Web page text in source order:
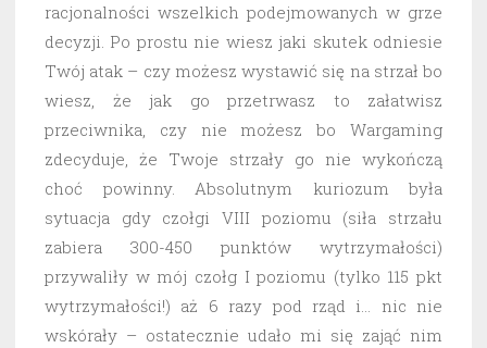
racjonalności wszelkich podejmowanych w grze
decyzji. Po prostu nie wiesz jaki skutek odniesie
Twój atak – czy możesz wystawić się na strzał bo
wiesz, że jak go przetrwasz to załatwisz
przeciwnika, czy nie możesz bo Wargaming
zdecyduje, że Twoje strzały go nie wykończą
choć powinny. Absolutnym kuriozum była
sytuacja gdy czołgi VIII poziomu (siła strzału
zabiera 300-450 punktów wytrzymałości)
przywaliły w mój czołg I poziomu (tylko 115 pkt
wytrzymałości!) aż 6 razy pod rząd i… nic nie
wskórały – ostatecznie udało mi się zająć nim